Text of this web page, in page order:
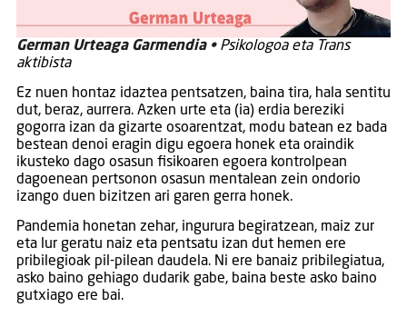
German Urteaga Garmendia •Psikologoa eta Trans
aktibista
Ez nuen hontaz idaztea pentsatzen, baina tira, hala sentitu
dut, beraz, aurrera. Azken urte eta (ia) erdia bereziki
gogorra izan da gizarte osoarentzat, modu batean ez bada
bestean denoi eragin digu egoera honek eta oraindik
ikusteko dago osasun fisikoaren egoera kontrolpean
dagoenean pertsonon osasun mentalean zein ondorio
izango duen bizitzen ari garen gerra honek.
Pandemia honetan zehar, ingurura begiratzean, maiz zur
eta lur geratu naiz eta pentsatu izan dut hemen ere
pribilegioak pil-pilean daudela. Ni ere banaiz pribilegiatua,
asko baino gehiago dudarik gabe, baina beste asko baino
gutxiago ere bai.